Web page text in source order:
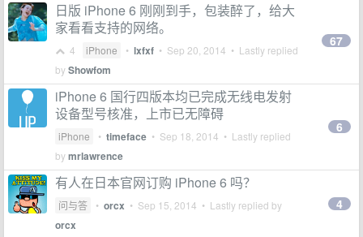
日版 iPhone 6 刚刚到手，包装醉了，给大
家看看支持的网络。
4 iPhone • lxfxf • Sep 20, 2014 • Lastly replied
byShowfom
67
iPhone 6 国行四版本均已完成无线电发射
设备型号核准，上市已无障碍
iPhone • timeface • Sep 18, 2014 • Lastly replied
bymrlawrence
6
有人在日本官网订购 iPhone 6 吗？
问与答 • orcx • Sep 15, 2014 • Lastly replied by
orcx
4